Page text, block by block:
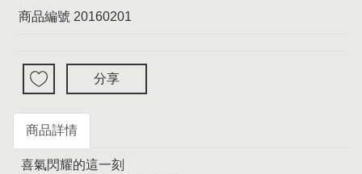
商品編號 20160201
分享
商品詳情
喜氣閃耀的這一刻